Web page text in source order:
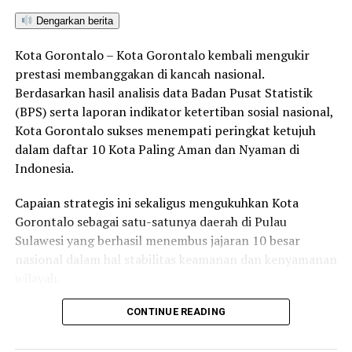
Dengarkan berita
Kota Gorontalo – Kota Gorontalo kembali mengukir
prestasi membanggakan di kancah nasional.
Berdasarkan hasil analisis data Badan Pusat Statistik
(BPS) serta laporan indikator ketertiban sosial nasional,
Kota Gorontalo sukses menempati peringkat ketujuh
dalam daftar 10 Kota Paling Aman dan Nyaman di
Indonesia.
Capaian strategis ini sekaligus mengukuhkan Kota
Gorontalo sebagai satu-satunya daerah di Pulau
Sulawesi yang berhasil menembus jajaran 10 besar
nasional dalam hal stabilitas keamanan dan kenyamanan
Sebagai pusat pemerintahan, pertumbuhan ekonomi,
CONTINUE READING